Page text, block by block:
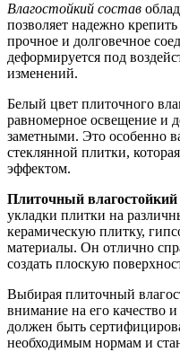
Влагостойкий состав
позволяет надежно
прочное и долговечное
деформируется под
изменений.
Белый цвет плиточного
равномерное освещение и
заметными. Это особенно
стеклянной плитки,
эффектом.
Плиточный влагостойкий
укладки плитки на
керамическую плитку,
материалы. Он отлично
создать плоскую
Выбирая плиточный
внимание на его качество
должен быть
необходимым нормам и